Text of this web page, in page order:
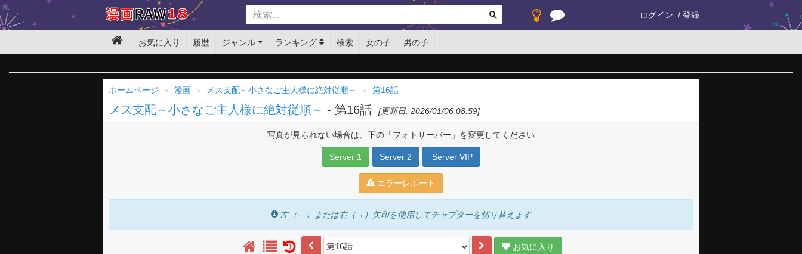
ログイン 登録
お気に入り 履歴 ジャンル ランキング 検索 女の子 男の子
ホームページ 漫画 メス支配～小さなご主人様に絶対従順～ 第16話
メス支配～小さなご主人様に絶対従順～ - 第16話 [更新日: 2026/01/06 08:59]
写真が見られない場合は、下の「フォトサーバー」を変更してください
Server 1 Server 2 Server VIP
エラーレポート
左（←）または右（→）矢印を使用してチャプターを切り替えます
1 お気に入り